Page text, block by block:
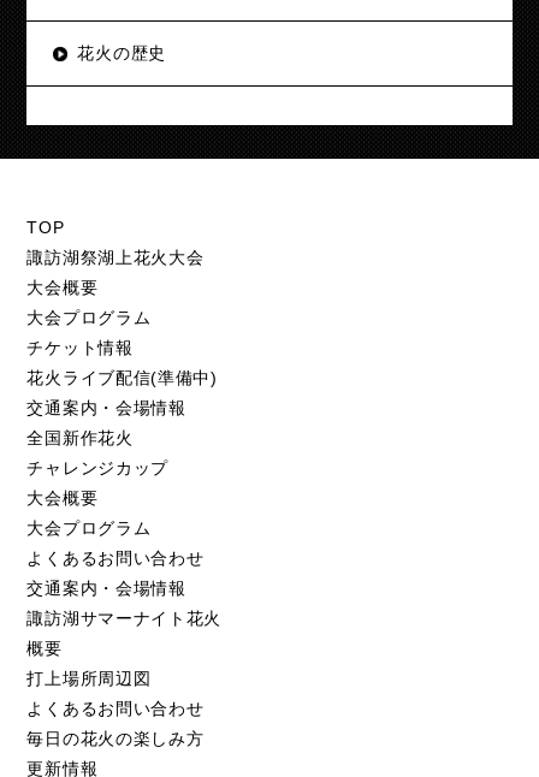
花火の歴史
TOP
諏訪湖祭湖上花火大会
大会概要
大会プログラム
チケット情報
花火ライブ配信(準備中)
交通案内・会場情報
全国新作花火
チャレンジカップ
大会概要
大会プログラム
よくあるお問い合わせ
交通案内・会場情報
諏訪湖サマーナイト花火
概要
打上場所周辺図
よくあるお問い合わせ
毎日の花火の楽しみ方
更新情報